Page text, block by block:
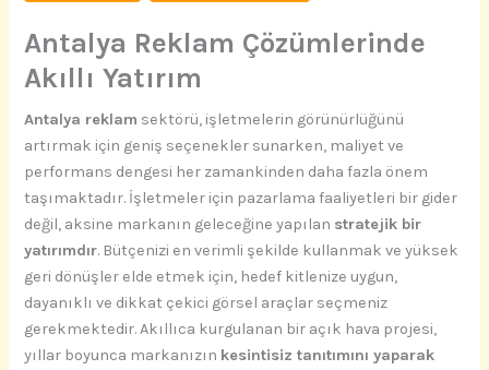
Antalya Reklam Çözümlerinde
Akıllı Yatırım
Antalya reklam sektörü, işletmelerin görünürlüğünü
artırmak için geniş seçenekler sunarken, maliyet ve
performans dengesi her zamankinden daha fazla önem
taşımaktadır. İşletmeler için pazarlama faaliyetleri bir gider
değil, aksine markanın geleceğine yapılan stratejik bir
yatırımdır. Bütçenizi en verimli şekilde kullanmak ve yüksek
geri dönüşler elde etmek için, hedef kitlenize uygun,
dayanıklı ve dikkat çekici görsel araçlar seçmeniz
gerekmektedir. Akıllıca kurgulanan bir açık hava projesi,
yıllar boyunca markanızın kesintisiz tanıtımını yaparak